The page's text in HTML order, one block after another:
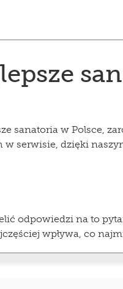
sanatoria w Polsce,
serwisie, dzięki
odpowiedzi na to
wpływa, co